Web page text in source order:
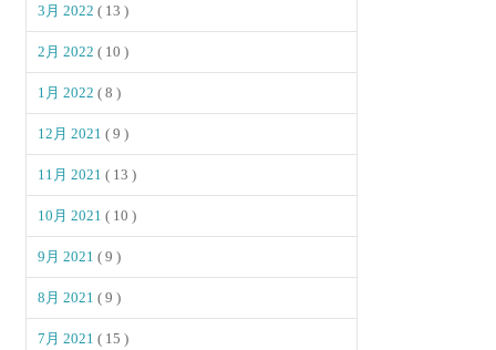
3月 2022( 13 )
2月 2022( 10 )
1月 2022( 8 )
12月 2021( 9 )
11月 2021( 13 )
10月 2021( 10 )
9月 2021( 9 )
8月 2021( 9 )
7月 2021( 15 )